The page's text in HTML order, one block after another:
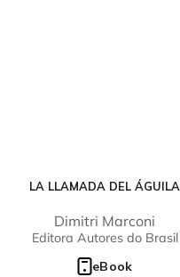
LA LLAMADA DEL ÁGUILA
Dimitri Marconi
Editora Autores do Brasil
eBook